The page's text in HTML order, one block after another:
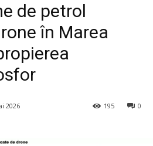
de petrol
în Marea
2026 0
195